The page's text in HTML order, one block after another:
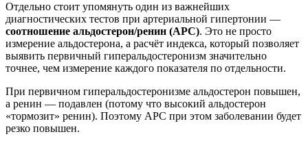
Отдельно стоит упомянуть один из важнейших
диагностических тестов при артериальной гипертонии —
соотношение альдостерон/ренин (АРС). Это не просто
измерение альдостерона, а расчёт индекса, который позволяет
выявить первичный гиперальдостеронизм значительно
точнее, чем измерение каждого показателя по отдельности.
При первичном гиперальдостеронизме альдостерон повышен,
а ренин — подавлен (потому что высокий альдостерон
«тормозит» ренин). Поэтому АРС при этом заболевании будет
резко повышен.